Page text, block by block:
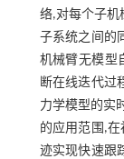
络,对每个子机
子系统之间的
机械臂无模型
断在线迭代过
力学模型的实
的应用范围,
迹实现快速跟